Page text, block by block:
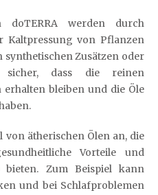
werden durch
Kaltpressung von Pflanzen
Zusätzen oder
sicher, dass die reinen
bleiben und die Öle
von ätherischen Ölen an, die
Vorteile und
bieten. Zum Beispiel kann
und bei Schlafproblemen